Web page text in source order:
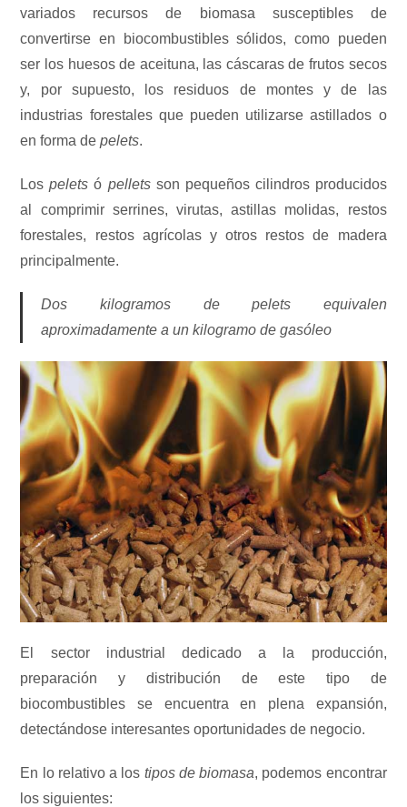
variados recursos de biomasa susceptibles de
convertirse en biocombustibles sólidos, como pueden
ser los huesos de aceituna, las cáscaras de frutos secos
y, por supuesto, los residuos de montes y de las
industrias forestales que pueden utilizarse astillados o
en forma depelets.
Lospelets ó pelletsson pequeños cilindros producidos
al comprimir serrines, virutas, astillas molidas, restos
forestales, restos agrícolas y otros restos de madera
principalmente.
Dos kilogramos de pelets equivalen
aproximadamente a un kilogramo de gasóleo
El sector industrial dedicado a la producción,
preparación y distribución de este tipo de
biocombustibles se encuentra en plena expansión,
detectándose interesantes oportunidades de negocio.
En lo relativo a los tipos de biomasa, podemos encontrar
los siguientes: